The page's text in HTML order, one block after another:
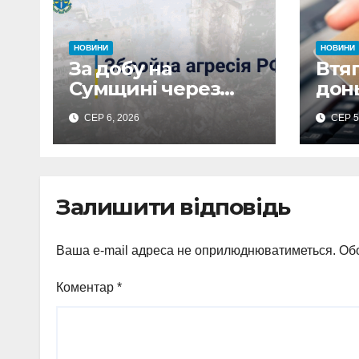
НОВИНИ
За добу на
Сумщині через
російські обстріли
загинули троє
людей, 19
СЕР 6, 2026
НОВИНИ
на
480
СЕР
Залишити відповідь
Ваша e-mail адреса не оприлюднюватиметься.
Коментар *